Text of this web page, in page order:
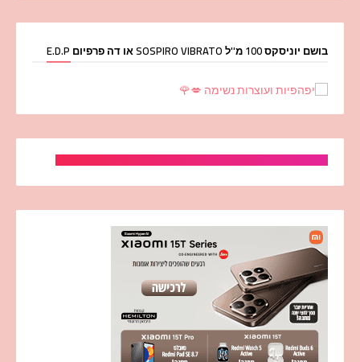
בושם יוניסקס 100 מ''ל SOSPIRO VIBRATO או דה פרפיום E.D.P